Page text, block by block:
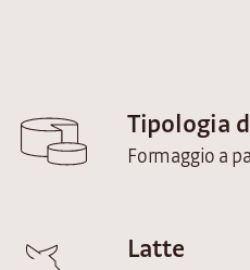
Tipologia
Formaggio a
Latte